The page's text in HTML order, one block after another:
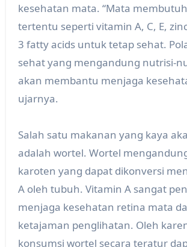
kesehatan mata. “Mata
tertentu seperti vitamin A, C, E,
3 fatty acids untuk tetap sehat.
sehat yang mengandung nutrisi-
akan membantu menjaga
ujarnya.
Salah satu makanan yang kaya
adalah wortel. Wortel
karoten yang dapat dikonversi
A oleh tubuh. Vitamin A sangat
menjaga kesehatan retina mata
ketajaman penglihatan. Oleh
konsumsi wortel secara teratur